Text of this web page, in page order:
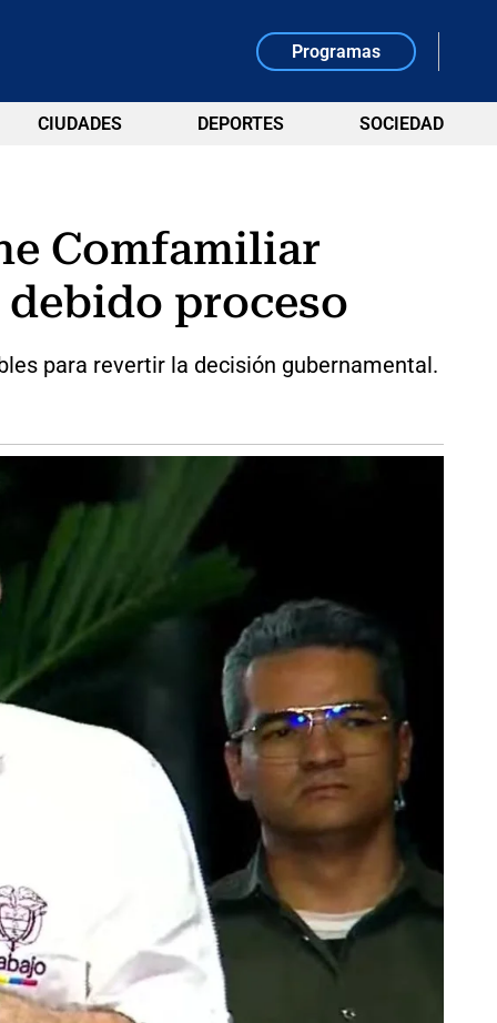
Programas
CIUDADES DEPORTES SOCIEDAD
Comfamiliar
proceso
para revertir la decisión gubernamental.